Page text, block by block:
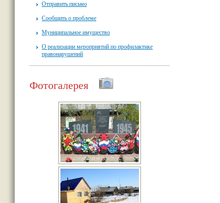
Отправить письмо
Сообщить о проблеме
Муниципальное имущество
О реализации мероприятий по профилактике
правонарушений
Фотогалерея